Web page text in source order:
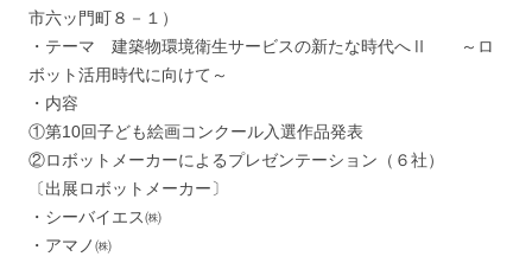
市六ッ門町８－１）
・テーマ 建築物環境衛生サービスの新たな時代へⅡ ～ロ
ボット活用時代に向けて～
・内容
①第10回子ども絵画コンクール入選作品発表
②ロボットメーカーによるプレゼンテーション（６社）
〔出展ロボットメーカー〕
・シーバイエス㈱
・アマノ㈱